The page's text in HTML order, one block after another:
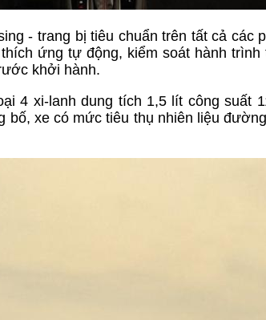
- trang bị tiêu chuẩn trên tất cả các
ứng tự động, kiểm soát hành
khởi hành.
4 xi-lanh dung tích 1,5 lít công suất
bố, xe có mức tiêu thụ nhiên liệu